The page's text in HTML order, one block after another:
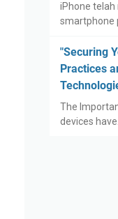
iPhone telah
smartphone
"Securing
Practices
The
devices have…